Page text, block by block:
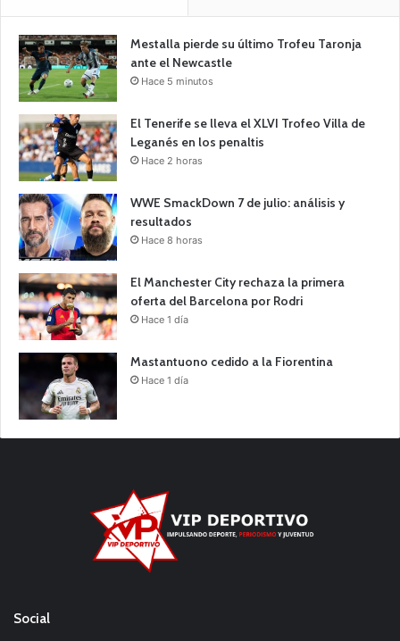
Mestalla pierde su último Trofeu Taronja
ante el Newcastle
Hace 5 minutos
El Tenerife se lleva el XLVI Trofeo Villa de
Leganés en los penaltis
Hace 2 horas
WWE SmackDown 7 de julio: análisis y
resultados
Hace 8 horas
El Manchester City rechaza la primera
oferta del Barcelona por Rodri
Hace 1 día
Mastantuono cedido a la Fiorentina
Hace 1 día
Social